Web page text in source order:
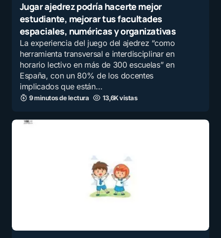
Jugar ajedrez podría hacerte mejor
estudiante, mejorar tus facultades
espaciales, numéricas y organizativas
La experiencia del juego del ajedrez “como
herramienta transversal e interdisciplinar en
horario lectivo en más de 300 escuelas” en
España, con un 80% de los docentes
implicados que están…
9 minutos de lectura 13,6K vistas